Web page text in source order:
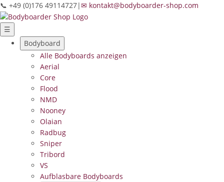
📞 +49 (0)176 49114727| ✉ kontakt@bodyboarder-shop.com
☰
Bodyboard
Alle Bodyboards anzeigen
Aerial
Core
Flood
NMD
Nooney
Olaian
Radbug
Sniper
Tribord
VS
Aufblasbare Bodyboards